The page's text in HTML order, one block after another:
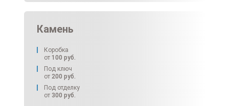
Камень
Коробка
от 100 руб.
Под ключ
от 200 руб.
Под отделку
от 300 руб.